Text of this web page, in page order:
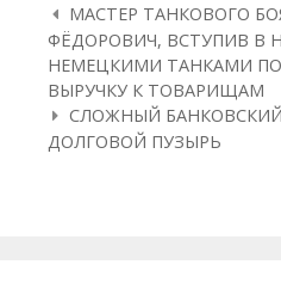
Навигация по статьям
МАСТЕР ТАНКОВОГО
ФЁДОРОВИЧ, ВСТУПИВ В
НЕМЕЦКИМИ ТАНКАМИ
ВЫРУЧКУ К ТОВАРИЩАМ
СЛОЖНЫЙ
ДОЛГОВОЙ ПУЗЫРЬ